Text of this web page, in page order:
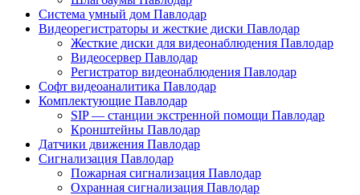
Система умный дом Павлодар
Видеорегистраторы и жесткие диски Павлодар
Жесткие диски для видеонаблюдения Павлодар
Видеосервер Павлодар
Регистратор видеонаблюдения Павлодар
Софт видеоаналитика Павлодар
Комплектующие Павлодар
SIP — станции экстренной помощи Павлодар
Кронштейны Павлодар
Датчики движения Павлодар
Сигнализация Павлодар
Пожарная сигнализация Павлодар
Охранная сигнализация Павлодар